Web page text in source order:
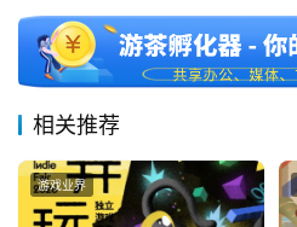
茶
对
接
上
相关推荐
游戏业界